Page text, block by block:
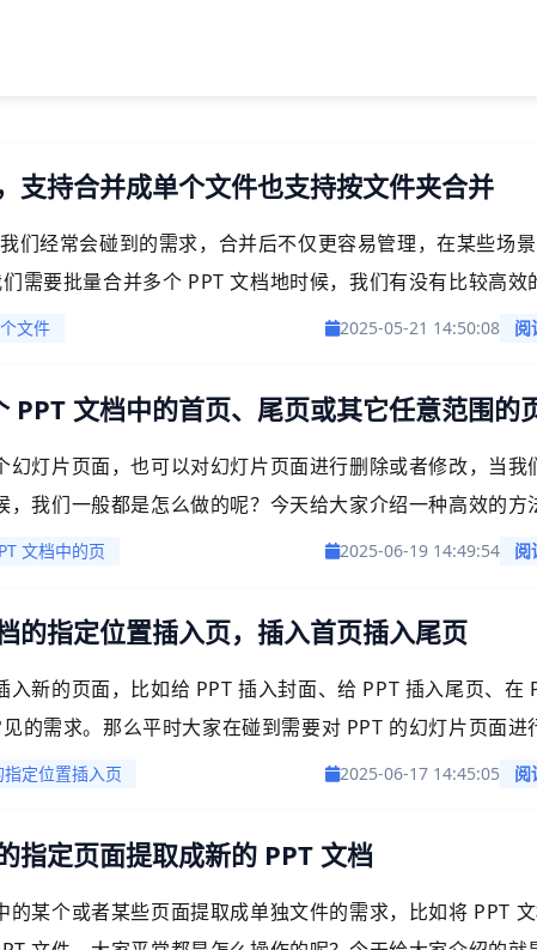
支持合并成单个文件也支持按文件夹合并
们经常会碰到的需求，合并后不仅更容易管理，在某些场
需要批量合并多个 PPT 文档地时候，我们有没有比较高效
多个 PPT 文档。
文件 2025-05-21 14:50:08 阅
PPT 文档中的首页、尾页或其它任意范围的
幻灯片页面，也可以对幻灯片页面进行删除或者修改，当我
，我们一般都是怎么做的呢？今天给大家介绍一种高效的方
批量处理。
文档中的页 2025-06-19 14:49:54 阅
的指定位置插入页，插入首页插入尾页
新的页面，比如给 PPT 插入封面、给 PPT 插入尾页、在
的需求。那么平时大家在碰到需要对 PPT 的幻灯片页面进
就给大家介绍一种快速在 PPT 指定位置插入页面的方法，
指定位置插入页 2025-06-17 14:45:05 阅
指定页面提取成新的 PPT 文档
的某个或者某些页面提取成单独文件的需求，比如将 PPT